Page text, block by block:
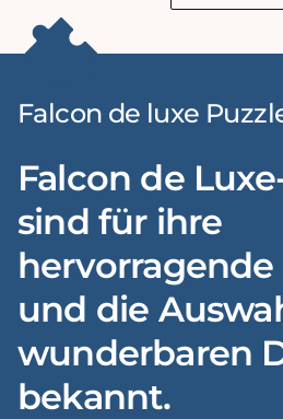
Falcon de luxe
Falcon de
sind für ihre
und die
wunderbaren
bekannt.